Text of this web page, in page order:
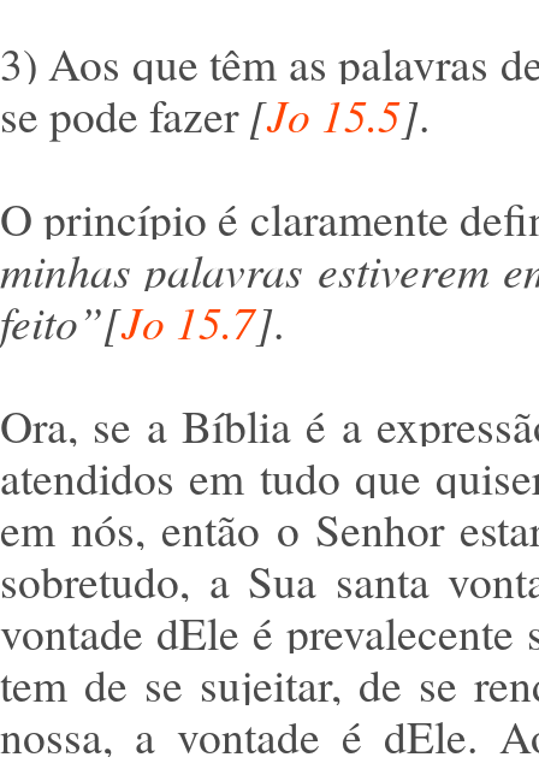
3) Aos que têm as palavras
se pode fazer [Jo 15.5].
O princípio é claramente
minhas palavras estiverem
feito”[Jo 15.7].
Ora, se a Bíblia é a
atendidos em tudo que
em nós, então o Senhor
sobretudo, a Sua santa
vontade dEle é
tem de se sujeitar, de se
nossa, a vontade é dEle.